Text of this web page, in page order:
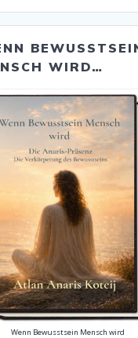
WIRD…
Wenn Bewusstsein Mensch wird